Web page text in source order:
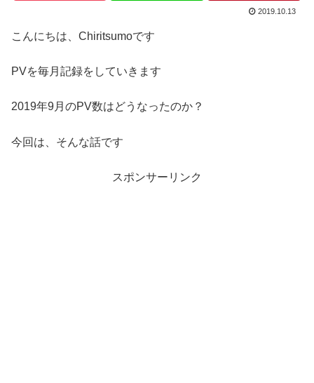
2019.10.13
こんにちは、Chiritsumoです
PVを毎月記録をしていきます
2019年9月のPV数はどうなったのか？
今回は、そんな話です
スポンサーリンク